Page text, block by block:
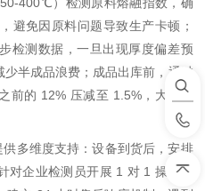
避免因原料问题导致生产卡顿；
检测数据，一旦出现厚度偏差预
半成品浪费；成品出库前，通过
前的 12% 压减至 1.5%，大幅提
供多维度支持：设备到货后，安排
对企业检测员开展 1 对 1 操作培